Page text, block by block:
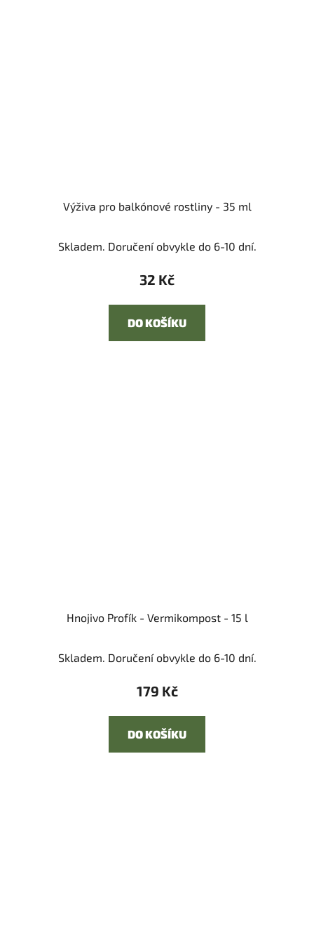
Výživa pro balkónové rostliny - 35 ml
Skladem. Doručení obvykle do 6-10 dní.
32 Kč
DO KOŠÍKU
Hnojivo Profík - Vermikompost - 15 l
Skladem. Doručení obvykle do 6-10 dní.
179 Kč
DO KOŠÍKU